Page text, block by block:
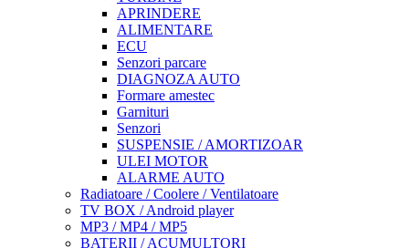
APRINDERE
ALIMENTARE
ECU
Senzori parcare
DIAGNOZA AUTO
Formare amestec
Garnituri
Senzori
SUSPENSIE / AMORTIZOAR
ULEI MOTOR
ALARME AUTO
Radiatoare / Coolere / Ventilatoare
TV BOX / Android player
MP3 / MP4 / MP5
BATERII / ACUMULTORI